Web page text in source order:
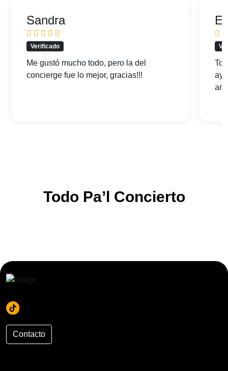
Sandra
Verificado
Me gustó mucho todo, pero la del
concierge fue lo mejor, gracias!!!
Todo Pa’l Concierto
Contacto